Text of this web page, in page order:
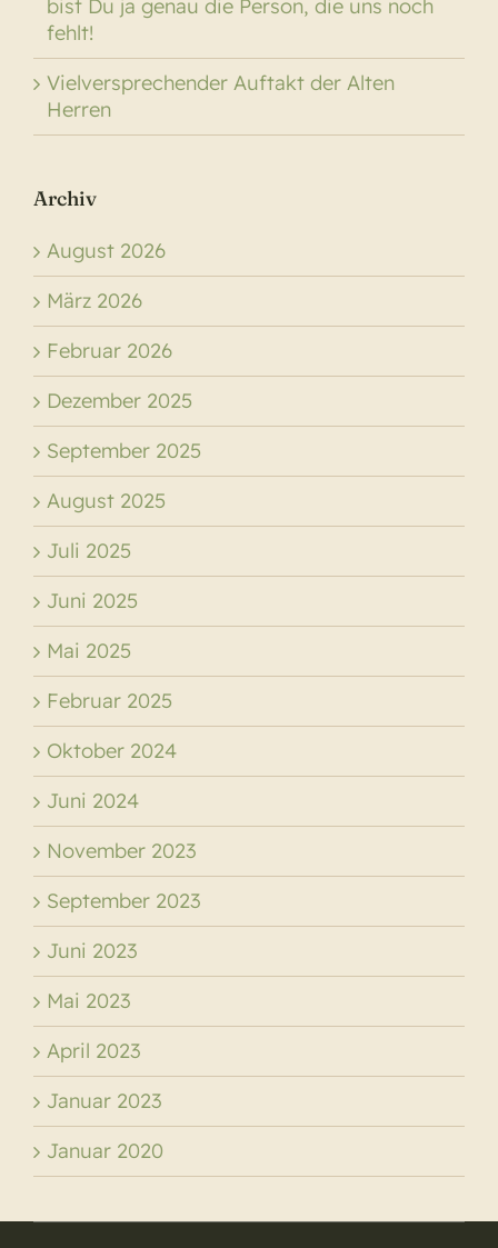
bist Du ja genau die Person, die uns noch
fehlt!
Vielversprechender Auftakt der Alten
Herren
Archiv
August 2026
März 2026
Februar 2026
Dezember 2025
September 2025
August 2025
Juli 2025
Juni 2025
Mai 2025
Februar 2025
Oktober 2024
Juni 2024
November 2023
September 2023
Juni 2023
Mai 2023
April 2023
Januar 2023
Januar 2020